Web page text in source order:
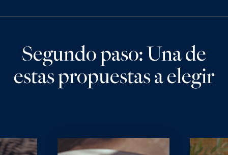
Segundo paso: Una de
estas propuestas a elegir